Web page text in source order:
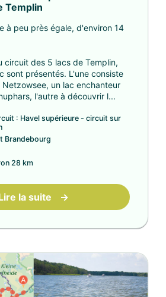
Templin
à peu près égale, d'environ 14
circuit des 5 lacs de Templin,
sont présentés. L'une consiste
un lac enchanteur
l'autre à découvrir l...
: Havel supérieure - circuit sur
Brandebourg
28 km
la suite →